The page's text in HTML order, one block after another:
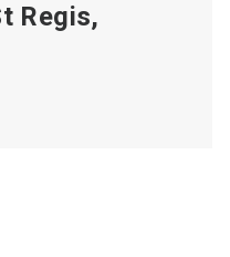
Regis,